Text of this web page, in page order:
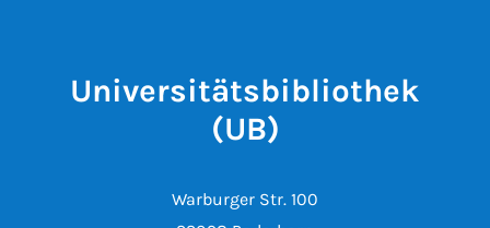
Universitätsbibliothek
(UB)
Warburger Str. 100